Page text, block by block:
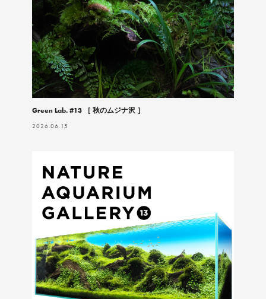
Green Lab. #13 ［ 秋のムジナ沢 ］
2026.06.15